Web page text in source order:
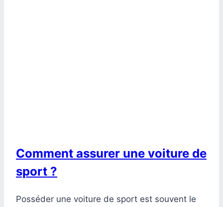
Comment assurer une voiture de
sport ?
Posséder une voiture de sport est souvent le